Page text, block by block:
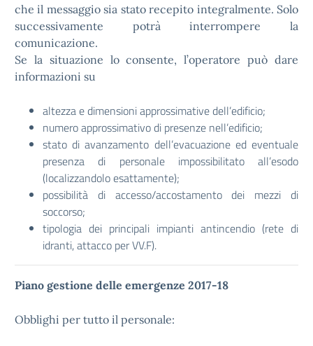
che il messaggio sia stato recepito integralmente. Solo
successivamente potrà interrompere la
comunicazione.
Se la situazione lo consente, l’operatore può dare
informazioni su
altezza e dimensioni approssimative dell’edificio;
numero approssimativo di presenze nell’edificio;
stato di avanzamento dell’evacuazione ed eventuale
presenza di personale impossibilitato all’esodo
(localizzandolo esattamente);
possibilità di accesso/accostamento dei mezzi di
soccorso;
tipologia dei principali impianti antincendio (rete di
idranti, attacco per VV.F).
Piano gestione delle emergenze 2017-18
Obblighi per tutto il personale: